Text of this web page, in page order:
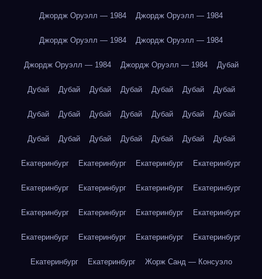
Джордж Оруэлл — 1984 Джордж Оруэлл — 1984
Джордж Оруэлл — 1984 Джордж Оруэлл — 1984
Джордж Оруэлл — 1984 Джордж Оруэлл — 1984 Дубай
Дубай Дубай Дубай Дубай Дубай Дубай Дубай
Дубай Дубай Дубай Дубай Дубай Дубай Дубай
Дубай Дубай Дубай Дубай Дубай Дубай Дубай
Екатеринбург Екатеринбург Екатеринбург Екатеринбург
Екатеринбург Екатеринбург Екатеринбург Екатеринбург
Екатеринбург Екатеринбург Екатеринбург Екатеринбург
Екатеринбург Екатеринбург Екатеринбург Екатеринбург
Екатеринбург Екатеринбург Жорж Санд — Консуэло